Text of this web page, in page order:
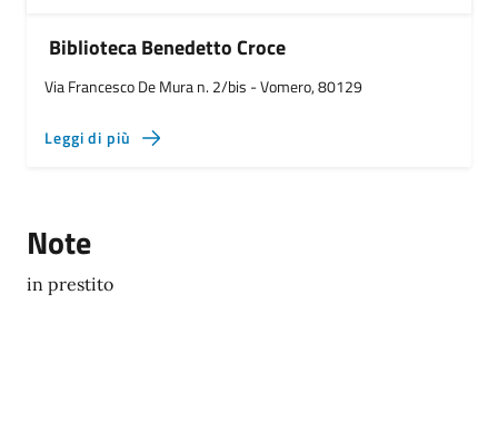
Biblioteca Benedetto Croce
Via Francesco De Mura n. 2/bis - Vomero, 80129
Leggi di più
Note
in prestito